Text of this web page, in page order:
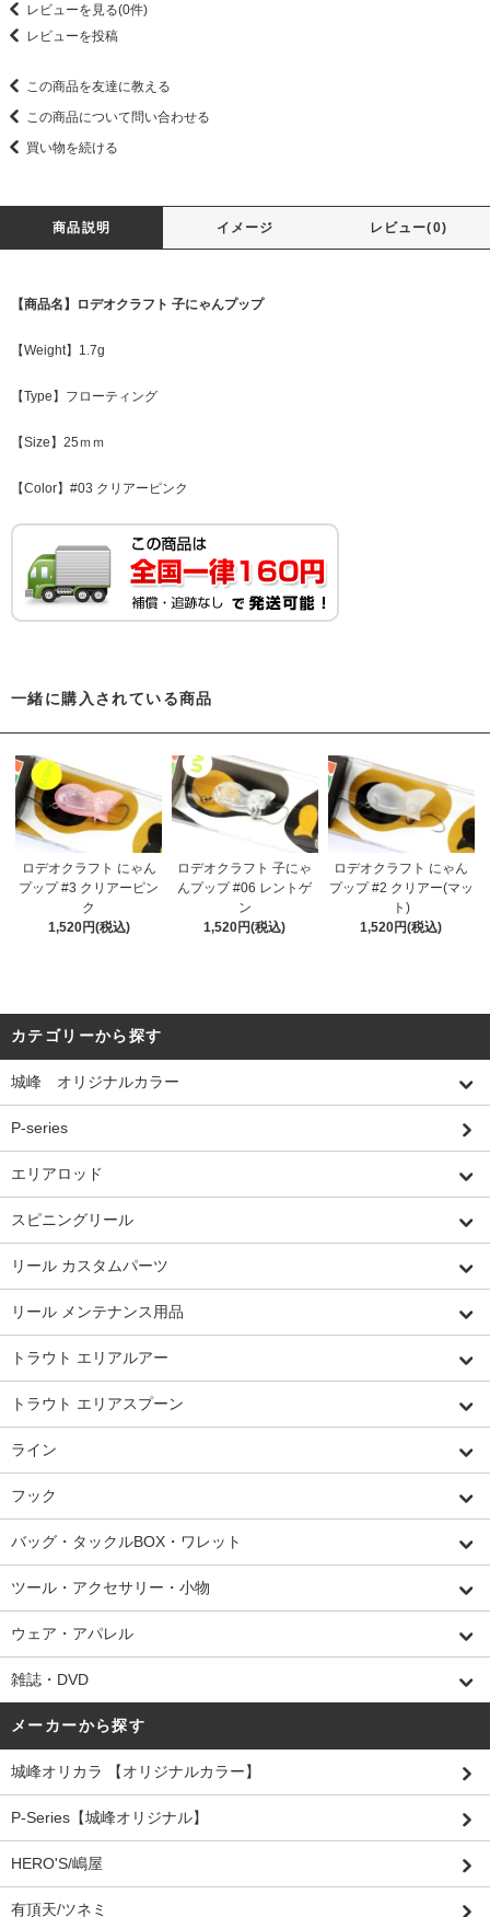
レビューを見る(0件)
レビューを投稿
この商品を友達に教える
この商品について問い合わせる
買い物を続ける
商品説明 イメージ レビュー(0)
【商品名】ロデオクラフト 子にゃんプップ
【Weight】1.7g
【Type】フローティング
【Size】25ｍｍ
【Color】#03 クリアーピンク
一緒に購入されている商品
ロデオクラフト にゃん
プップ #3 クリアーピン
ク
1,520円(税込)
ロデオクラフト 子にゃ
んプップ #06 レントゲ
ン
1,520円(税込)
ロデオクラフト にゃん
プップ #2 クリアー(マッ
ト)
1,520円(税込)
カテゴリーから探す
城峰 オリジナルカラー
P-series
エリアロッド
スピニングリール
リール カスタムパーツ
リール メンテナンス用品
トラウト エリアルアー
トラウト エリアスプーン
ライン
フック
バッグ・タックルBOX・ワレット
ツール・アクセサリー・小物
ウェア・アパレル
雑誌・DVD
メーカーから探す
城峰オリカラ 【オリジナルカラー】
P-Series【城峰オリジナル】
HERO'S/嶋屋
有頂天/ツネミ